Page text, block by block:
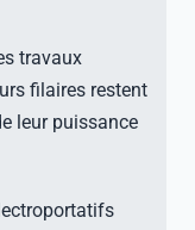
travaux
filaires restent
leur puissance